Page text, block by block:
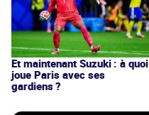
Et maintenant Suzuki : à quoi
joue Paris avec ses
gardiens ?